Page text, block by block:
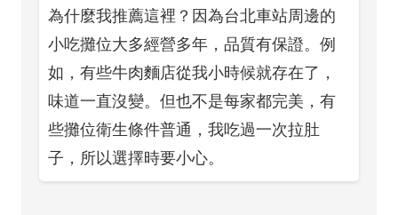
為什麼我推薦這裡？因為台北車站周邊的
小吃攤位大多經營多年，品質有保證。例
如，有些牛肉麵店從我小時候就存在了，
味道一直沒變。但也不是每家都完美，有
些攤位衛生條件普通，我吃過一次拉肚
子，所以選擇時要小心。